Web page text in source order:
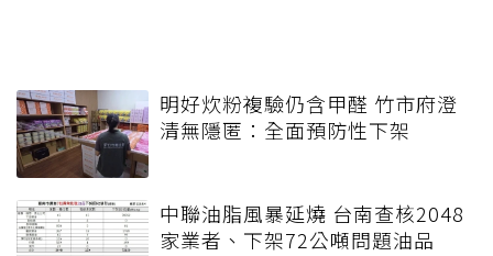
明好炊粉複驗仍含甲醛 竹市府澄
清無隱匿：全面預防性下架
中聯油脂風暴延燒 台南查核2048
家業者、下架72公噸問題油品